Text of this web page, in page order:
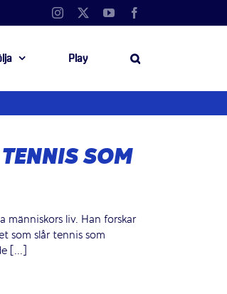
Instagram YouTube
Play
SOM
människors liv. Han forskar
som slår tennis som
[...]